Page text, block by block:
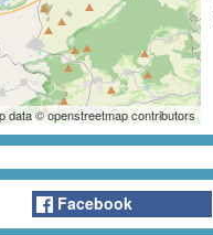
data © openstreetmap contributors
Facebook